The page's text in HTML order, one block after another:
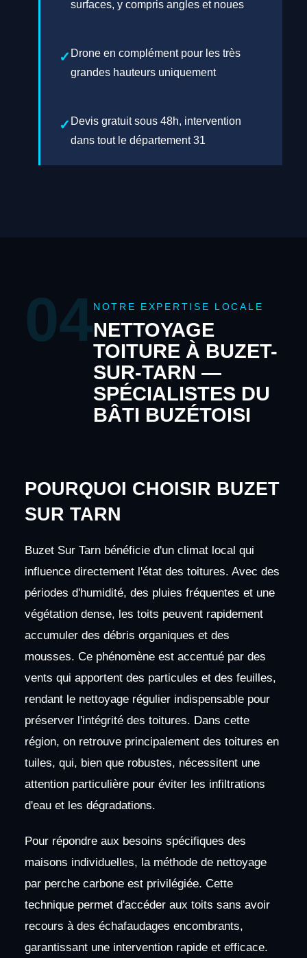
surfaces, y compris angles et noues
Drone en complément pour les très
grandes hauteurs uniquement
Devis gratuit sous 48h, intervention
dans tout le département 31
04NOTRE EXPERTISE LOCALE
NETTOYAGE
TOITURE À BUZET-
SUR-TARN —
SPÉCIALISTES DU
BÂTI BUZÉTOISI
POURQUOI CHOISIR BUZET
SUR TARN
Buzet Sur Tarn bénéficie d'un climat local qui
influence directement l'état des toitures. Avec des
périodes d'humidité, des pluies fréquentes et une
végétation dense, les toits peuvent rapidement
accumuler des débris organiques et des
mousses. Ce phénomène est accentué par des
vents qui apportent des particules et des feuilles,
rendant le nettoyage régulier indispensable pour
préserver l'intégrité des toitures. Dans cette
région, on retrouve principalement des toitures en
tuiles, qui, bien que robustes, nécessitent une
attention particulière pour éviter les infiltrations
d'eau et les dégradations.
Pour répondre aux besoins spécifiques des
maisons individuelles, la méthode de nettoyage
par perche carbone est privilégiée. Cette
technique permet d'accéder aux toits sans avoir
recours à des échafaudages encombrants,
garantissant une intervention rapide et efficace.